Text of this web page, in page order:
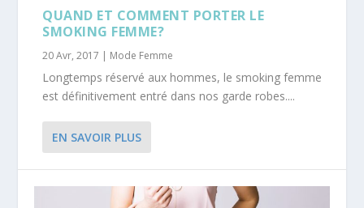
QUAND ET COMMENT PORTER LE
SMOKING FEMME?
20 Avr, 2017 | Mode Femme
Longtemps réservé aux hommes, le smoking femme
est définitivement entré dans nos garde robes....
EN SAVOIR PLUS